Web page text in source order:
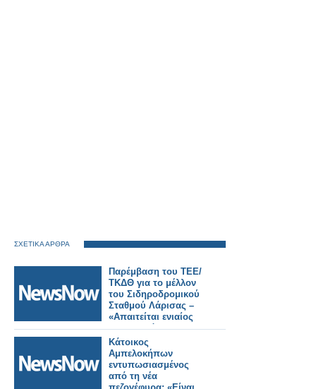
ΣΧΕΤΙΚΑ ΑΡΘΡΑ
Παρέμβαση του ΤΕΕ/
ΤΚΔΘ για το μέλλον
του Σιδηροδρομικού
Σταθμού Λάρισας –
«Απαιτείται ενιαίος
σχεδιασμός για την
πόλη».
Κάτοικος
Αμπελοκήπων
εντυπωσιασμένος
από τη νέα